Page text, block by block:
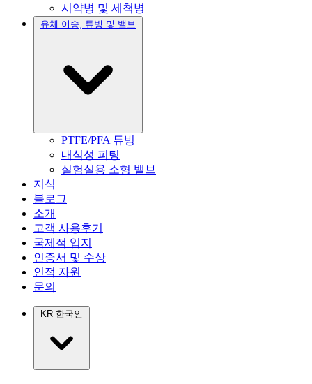
시약병 및 세척병
유체 이송, 튜빙 및 밸브
PTFE/PFA 튜빙
내식성 피팅
실험실용 소형 밸브
지식
블로그
소개
고객 사용후기
국제적 입지
인증서 및 수상
인적 자원
문의
KR 한국인